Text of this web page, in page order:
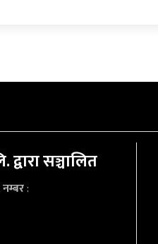
द्वारा सञ्चालित
: